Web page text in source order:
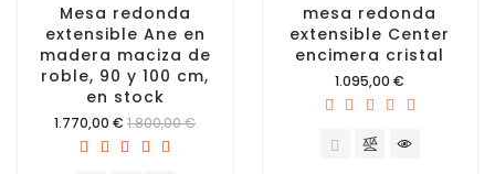
Mesa redonda
extensible Ane en
madera maciza de
roble, 90 y 100 cm,
en stock
Precio
1.770,00 € 1.800,00 €
mesa redonda
extensible Center
encimera cristal
Precio
1.095,00 €